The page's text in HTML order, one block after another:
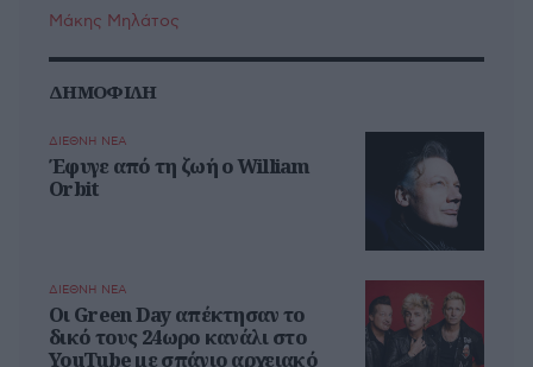
Μάκης Μηλάτος
ΔΗΜΟΦΙΛΗ
ΔΙΕΘΝΗ ΝΕΑ
Έφυγε από τη ζωή ο William
Orbit
ΔΙΕΘΝΗ ΝΕΑ
Οι Green Day απέκτησαν το
δικό τους 24ωρο κανάλι στο
YouTube με σπάνιο αρχειακό